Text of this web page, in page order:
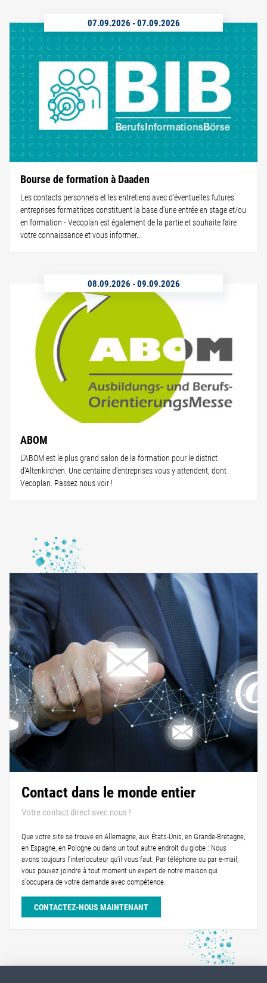
07.09.2026 -07.09.2026
Bourse de formation à Daaden
Les contacts personnels et les entretiens avec d'éventuelles futures
entreprises formatrices constituent la base d'une entrée en stage et/ou
en formation - Vecoplan est également de la partie et souhaite faire
votre connaissance et vous informer...
08.09.2026 -09.09.2026
ABOM
L'ABOM est le plus grand salon de la formation pour le district
d'Altenkirchen. Une centaine d'entreprises vous y attendent, dont
Vecoplan. Passez nous voir !
Contact dans le monde entier
Votre contact direct avec nous !
Que votre site se trouve en Allemagne, aux États-Unis, en Grande-Bretagne,
en Espagne, en Pologne ou dans un tout autre endroit du globe : Nous
avons toujours l'interlocuteur qu'il vous faut. Par téléphone ou par e-mail,
vous pouvez joindre à tout moment un expert de notre maison qui
s'occupera de votre demande avec compétence.
CONTACTEZ-NOUS MAINTENANT